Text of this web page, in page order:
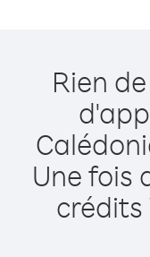
Rien
Une fois
crédits